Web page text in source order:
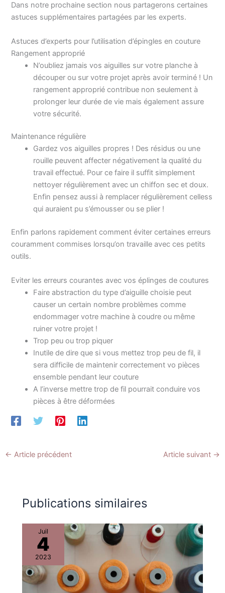
Dans notre prochaine section nous partagerons certaines
astuces supplémentaires partagées par les experts.
Astuces d’experts pour l’utilisation d’épingles en couture
Rangement approprié
N’oubliez jamais vos aiguilles sur votre planche à
découper ou sur votre projet après avoir terminé ! Un
rangement approprié contribue non seulement à
prolonger leur durée de vie mais également assure
votre sécurité.
Maintenance régulière
Gardez vos aiguilles propres ! Des résidus ou une
rouille peuvent affecter négativement la qualité du
travail effectué. Pour ce faire il suffit simplement
nettoyer régulièrement avec un chiffon sec et doux.
Enfin pensez aussi à remplacer régulièrement celless
qui auraient pu s’émousser ou se plier !
Enfin parlons rapidement comment éviter certaines erreurs
couramment commises lorsqu’on travaille avec ces petits
outils.
Eviter les erreurs courantes avec vos éplinges de coutures
Faire abstraction du type d’aiguille choisie peut
causer un certain nombre problèmes comme
endommager votre machine à coudre ou même
ruiner votre projet !
Trop peu ou trop piquer
Inutile de dire que si vous mettez trop peu de fil, il
sera difficile de maintenir correctement vo pièces
ensemble pendant leur couture
A l’inverse mettre trop de fil pourrait conduire vos
pièces à être déformées
← Article précédent Article suivant →
Publications similaires
Juil
4
2023